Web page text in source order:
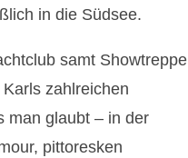
in die Südsee.
samt Showtreppe
zahlreichen
man glaubt – in der
pittoresken